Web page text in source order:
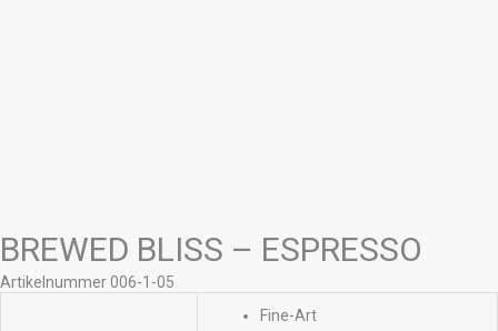
BREWED BLISS – ESPRESSO
Artikelnummer 006-1-05
Fine-Art